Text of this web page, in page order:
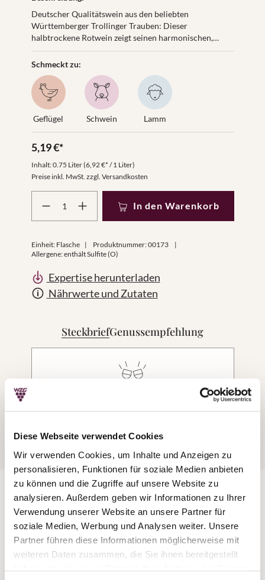
Diese Webseite verwendet Cookies
Wir verwenden Cookies, um Inhalte und Anzeigen zu
personalisieren, Funktionen für soziale Medien anbieten
zu können und die Zugriffe auf unsere Website zu
analysieren. Außerdem geben wir Informationen zu Ihrer
Verwendung unserer Website an unsere Partner für
soziale Medien, Werbung und Analysen weiter. Unsere
Partner führen diese Informationen möglicherweise mit
weiteren Daten zusammen, die Sie ihnen bereitgestellt
Deutscher Qualitätswein aus den beliebten
Württemberger Trollinger Trauben: Dieser
halbtrockene Rotwein zeigt seinen harmonischen,
vollmundigen Geschmack am besten bei einer
Trinktemperatur von 14-16 °C.
Schmeckt zu:
Geflügel Schwein Lamm
5,19 €*
Inhalt:0.75 Liter(6,92 €* / 1 Liter)
Preise inkl. MwSt. zzgl. Versandkosten
In den Warenkorb
Einheit: Flasche | Produktnummer:00173
|
Allergene: enthält Sulfite (O)
Expertise herunterladen
Nährwerte und Zutaten
SteckbriefGenussempfehlung
Moderner Weingenuss - fruchtig, jugendlich
und einfach lecker!